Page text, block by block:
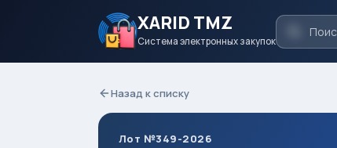
XARID TMZ
Система электронных закупок
Назад к списку
Лот №349-2026